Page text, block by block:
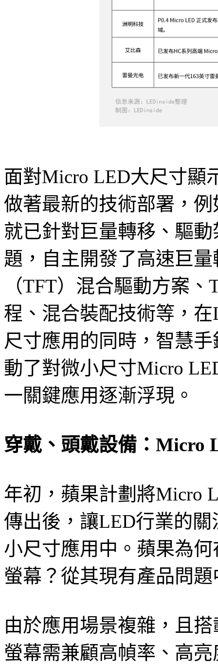
面對Micro LED大尺寸顯
做著最新的技術部署，
就已針對巨量轉移、驅
題，自主開發了高速巨
（TFT）混合驅動方案
程、混合裝配技術等，
尺寸應用的同時，智慧
動了對微小尺寸Micro
一關鍵應用逐漸浮現。
穿戴、頭戴設備：Micro
年初，蘋果計劃將Micro
傳出後，讓LED行業的
小尺寸應用中。蘋果為
螢幕？從其現有產品問
由於應用場景複雜，且
螢幕需兼顧高幀率、高